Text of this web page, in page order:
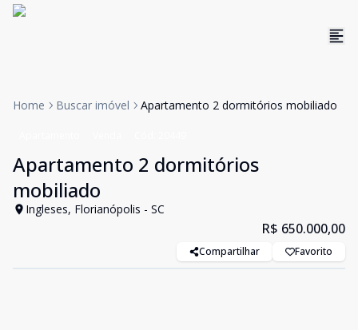
Home Buscar imóvel Apartamento 2 dormitórios mobiliado
Apartamento 2 dormitórios
mobiliado
Ingleses, Florianópolis - SC
R$ 650.000,00
Compartilhar Favorito